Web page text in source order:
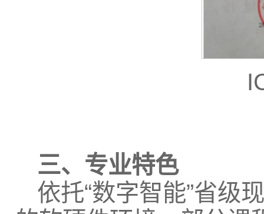
三、专业特色
依托“数字智能”省级